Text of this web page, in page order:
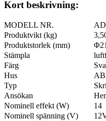
Kort beskrivning:
MODELL NR.
Produktvikt (kg)
Produktstorlek (mm)
Stämpla
Färg
Hus
Typ
Ansökan
Nominell effekt (W)
14
Nominell spänning (V)